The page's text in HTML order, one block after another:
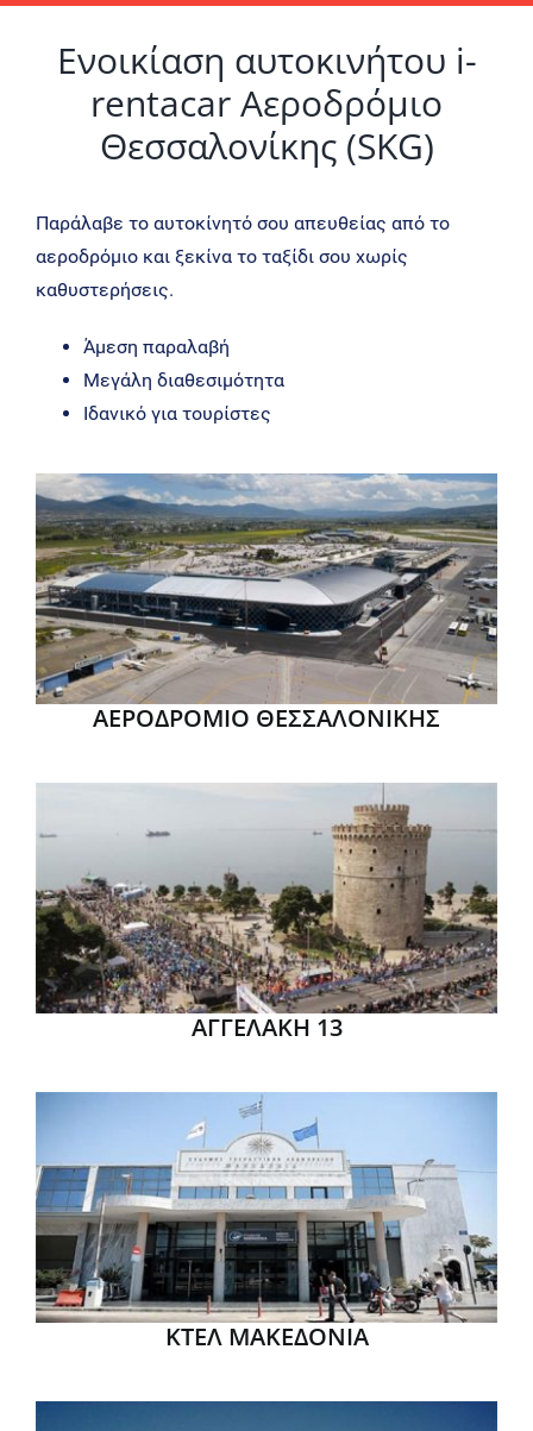
Ενοικίαση αυτοκινήτου i-
rentacar Αεροδρόμιο
Θεσσαλονίκης (SKG)
Παράλαβε το αυτοκίνητό σου απευθείας από το
αεροδρόμιο και ξεκίνα το ταξίδι σου χωρίς
καθυστερήσεις.
Άμεση παραλαβή
Μεγάλη διαθεσιμότητα
Ιδανικό για τουρίστες
ΑΕΡΟΔΡΟΜΙΟ ΘΕΣΣΑΛΟΝΙΚΗΣ
ΑΓΓΕΛΑΚΗ 13
ΚΤΕΛ ΜΑΚΕΔΟΝΙΑ